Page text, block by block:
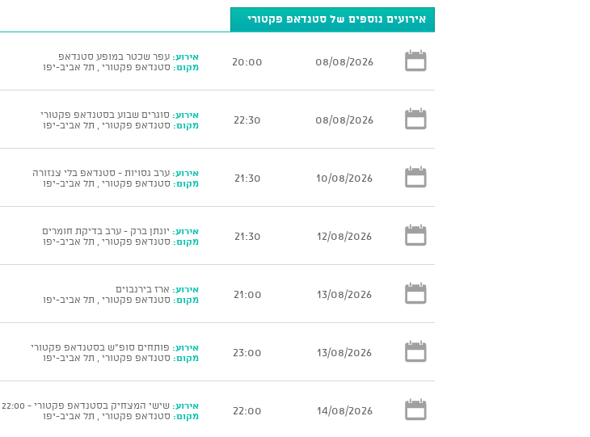
אירועים נוספים של סטנדאפ פקטורי
08/08/2026
20:00 אירוע: עפר שכטר במופע סטנדאפ
מקום: סטנדאפ פקטורי , תל אביב-יפו
08/08/2026
22:30 אירוע: סוגרים שבוע בסטנדאפ פקטורי
מקום: סטנדאפ פקטורי , תל אביב-יפו
10/08/2026
21:30 אירוע: ערב גסויות - סטנדאפ בלי צנזורה
מקום: סטנדאפ פקטורי , תל אביב-יפו
12/08/2026
21:30 אירוע: יונתן ברק - ערב בדיקת חומרים
מקום: סטנדאפ פקטורי , תל אביב-יפו
13/08/2026
21:00 אירוע: ארז בירנבוים
מקום: סטנדאפ פקטורי , תל אביב-יפו
13/08/2026
23:00 אירוע: פותחים סופ"ש בסטנדאפ פקטורי
מקום: סטנדאפ פקטורי , תל אביב-יפו
14/08/2026
22:00 אירוע: שישי המצחיק בסטנדאפ פקטורי - 22:00
מקום: סטנדאפ פקטורי , תל אביב-יפו